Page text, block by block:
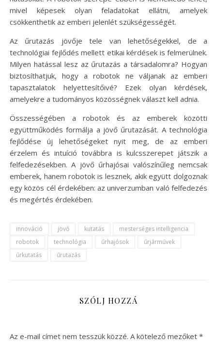
mivel képesek olyan feladatokat ellátni, amelyek
csökkenthetik az emberi jelenlét szükségességét.
Az űrutazás jövője tele van lehetőségekkel, de a
technológiai fejlődés mellett etikai kérdések is felmerülnek.
Milyen hatással lesz az űrutazás a társadalomra? Hogyan
biztosíthatjuk, hogy a robotok ne váljanak az emberi
tapasztalatok helyettesítőivé? Ezek olyan kérdések,
amelyekre a tudományos közösségnek választ kell adnia.
Összességében a robotok és az emberek közötti
együttműködés formálja a jövő űrutazását. A technológia
fejlődése új lehetőségeket nyit meg, de az emberi
érzelem és intuíció továbbra is kulcsszerepet játszik a
felfedezésekben. A jövő űrhajósai valószínűleg nemcsak
emberek, hanem robotok is lesznek, akik együtt dolgoznak
egy közös cél érdekében: az univerzumban való felfedezés
és megértés érdekében.
innováció jövő kutatás
mesterséges intelligencia
robotok
technológia űrhajósok
űrjárművek
űrkutatás
űrutazás
SZÓLJ HOZZÁ
Az e-mail címet nem tesszük közzé. A kötelező mezőket *